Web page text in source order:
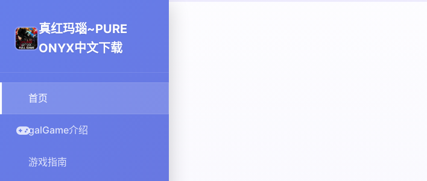
真红玛瑙~PURE
ONYX中文下载
首页
galGame介绍
游戏指南